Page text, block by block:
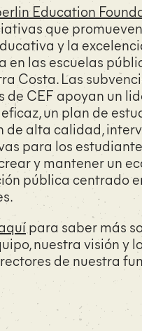
Education
que
y la
en las escuelas
Costa. Las
de CEF apoyan un
un plan de
de alta calidad,
para los
y mantener un
pública centrado
para saber más
nuestra visión y
de nuestra